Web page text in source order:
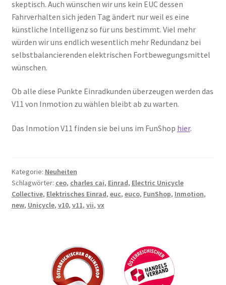
skeptisch. Auch wünschen wir uns kein EUC dessen
Fahrverhalten sich jeden Tag ändert nur weil es eine
künstliche Intelligenz so für uns bestimmt. Viel mehr
würden wir uns endlich wesentlich mehr Redundanz bei
selbstbalancierenden elektrischen Fortbewegungsmittel
wünschen.
Ob alle diese Punkte Einradkunden überzeugen werden das
V11 von Inmotion zu wählen bleibt ab zu warten.
Das Inmotion V11 finden sie bei uns im FunShop hier.
Kategorie: Neuheiten
Schlagwörter: ceo, charles cai, Einrad, Electric Unicycle
Collective, Elektrisches Einrad, euc, euco, FunShop, Inmotion,
new, Unicycle, v10, v11, vii, vx